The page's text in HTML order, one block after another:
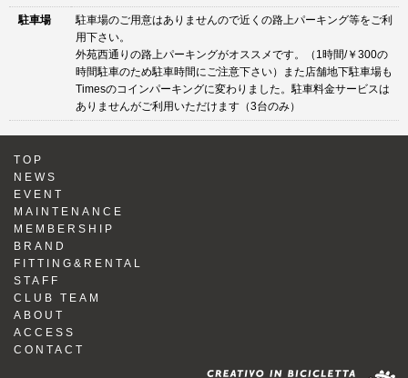
駐車場
駐車場のご用意はありませんので近くの路上パーキング等をご利
用下さい。
外苑西通りの路上パーキングがオススメです。（1時間/￥300の
時間駐車のため駐車時間にご注意下さい）また店舗地下駐車場も
Timesのコインパーキングに変わりました。駐車料金サービスは
ありませんがご利用いただけます（3台のみ）
TOP
NEWS
EVENT
MAINTENANCE
MEMBERSHIP
BRAND
FITTING&RENTAL
STAFF
CLUB TEAM
ABOUT
ACCESS
CONTACT